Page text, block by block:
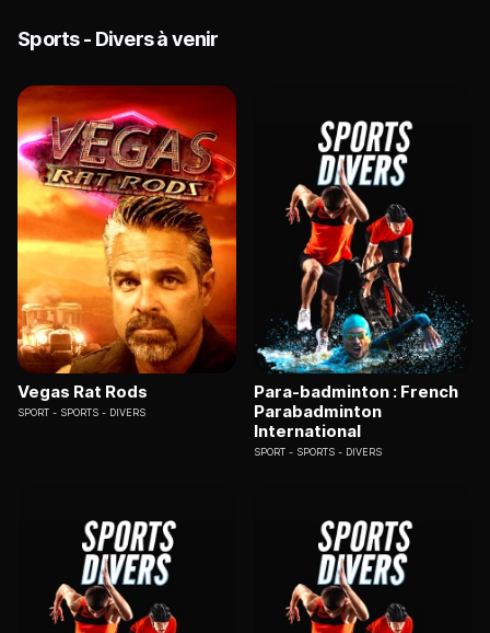
Sports - Divers à venir
Vegas Rat Rods
SPORT SPORTS - DIVERS
Para-badminton : French
Parabadminton
International
SPORT SPORTS - DIVERS